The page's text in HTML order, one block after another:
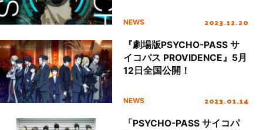
NEWS 2023.12.20
『劇場版PSYCHO-PASS サ
イコパス PROVIDENCE』5月
12日全国公開！
NEWS 2023.01.14
「PSYCHO-PASS サイコパ